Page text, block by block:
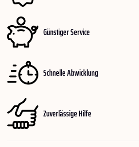
Günstiger Service
Schnelle Abwicklung
Zuverlässige Hilfe